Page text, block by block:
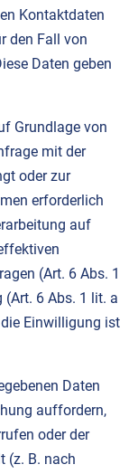
Kontaktdaten
den Fall von
Daten geben
Grundlage von
mit der
oder zur
erforderlich
auf
(Art. 6 Abs. 1
6 Abs. 1 lit. a
Einwilligung ist
Daten
auffordern,
oder der
(z. B. nach